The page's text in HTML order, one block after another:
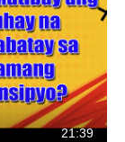
21:39